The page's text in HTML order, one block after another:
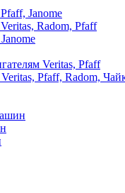
Janome
Radom, Pfaff
Veritas, Pfaff
Pfaff, Radom,